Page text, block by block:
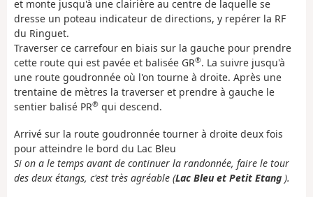
et monte jusqu'à une clairière au centre de laquelle se
dresse un poteau indicateur de directions, y repérer la RF
du Ringuet.
Traverser ce carrefour en biais sur la gauche pour prendre
cette route qui est pavée et balisée GR®. La suivre jusqu'à
une route goudronnée où l'on tourne à droite. Après une
trentaine de mètres la traverser et prendre à gauche le
sentier balisé PR® qui descend.
Arrivé sur la route goudronnée tourner à droite deux fois
pour atteindre le bord du Lac Bleu
Si on a le temps avant de continuer la randonnée, faire le tour
des deux étangs, c'est très agréable (Lac Bleu et Petit Etang ).